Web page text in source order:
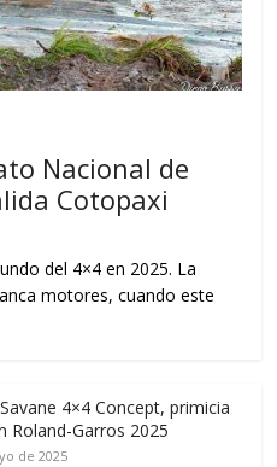
Nacional de
Cotopaxi
del 4×4 en 2025. La
motores, cuando este
4×4 Concept, primicia
Roland-Garros 2025
de 2025